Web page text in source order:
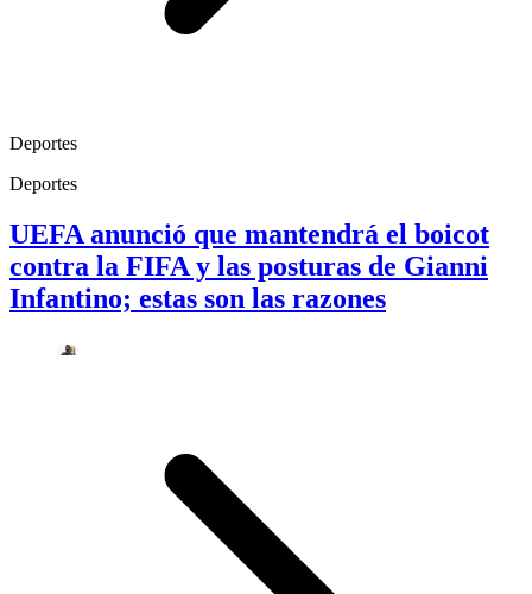
Deportes
Deportes
UEFA anunció que mantendrá el boicot
contra la FIFA y las posturas de Gianni
Infantino; estas son las razones